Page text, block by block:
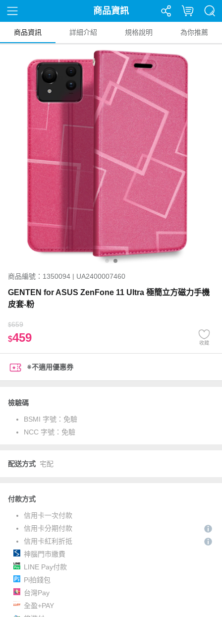
商品資訊
商品資訊 詳細介紹 規格說明 為你推薦
商品編號：1350094 | UA2400007460
GENTEN for ASUS ZenFone 11 Ultra 極簡立方磁力手機
皮套-粉
$659
$459 收藏
※不適用優惠券
檢驗碼
BSMI 字號： 免驗
NCC 字號： 免驗
配送方式 宅配
付款方式
信用卡一次付款
信用卡分期付款
信用卡紅利折抵
神腦門市繳費
LINE Pay付款
Pi拍錢包
台灣Pay
全盈+PAY